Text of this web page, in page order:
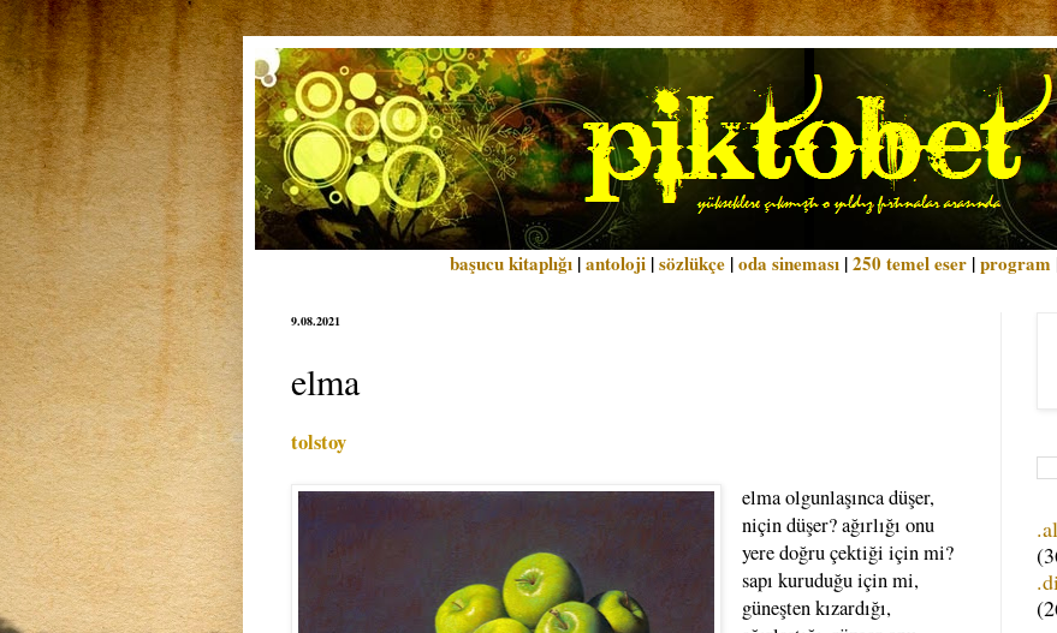
başucu kitaplığı |antoloji |sözlükçe |oda sineması |250 temel eser |program
9.08.2021
elma
tolstoy
elma olgunlaşınca düşer,
niçin düşer? ağırlığı onu
yere doğru çektiği için mi?
sapı kuruduğu için mi,
güneşten kızardığı,